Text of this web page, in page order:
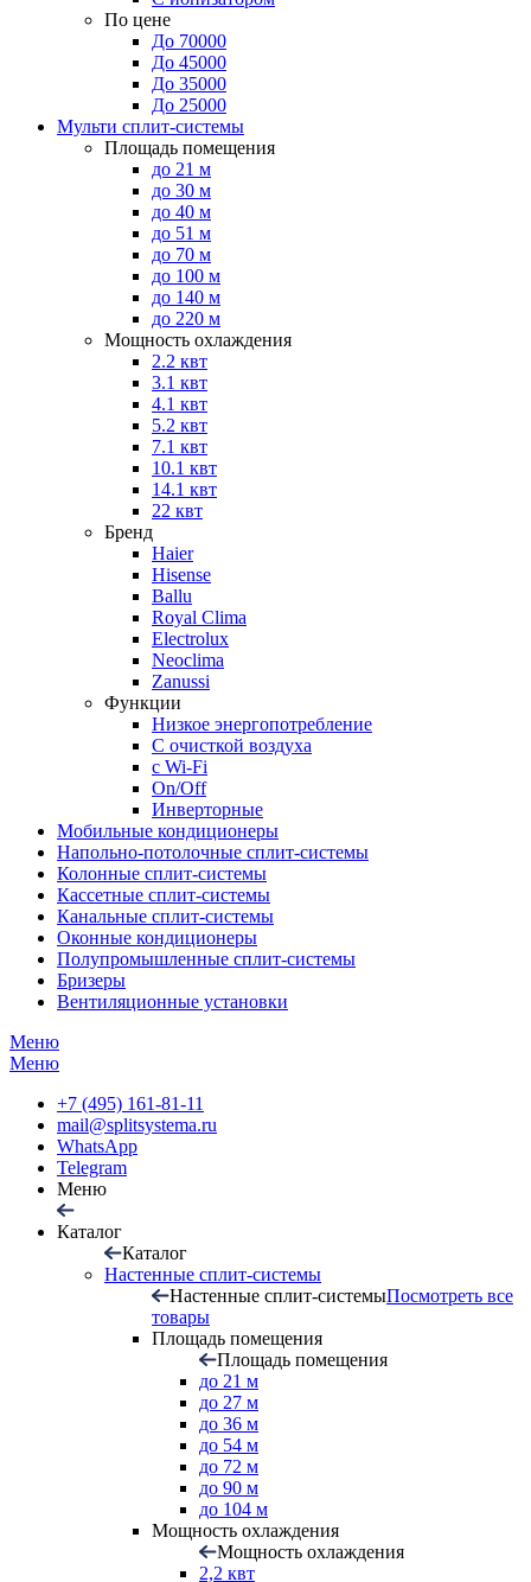
По цене
До 70000
До 45000
До 35000
До 25000
Мульти сплит-системы
Площадь помещения
до 21 м
до 30 м
до 40 м
до 51 м
до 70 м
до 100 м
до 140 м
до 220 м
Мощность охлаждения
2.2 квт
3.1 квт
4.1 квт
5.2 квт
7.1 квт
10.1 квт
14.1 квт
22 квт
Бренд
Haier
Hisense
Ballu
Royal Clima
Electrolux
Neoclima
Zanussi
Функции
Низкое энергопотребление
С очисткой воздуха
с Wi-Fi
On/Off
Инверторные
Мобильные кондиционеры
Напольно-потолоч​ные ​сплит-системы
Колонные ​​сплит-системы
Кассетные сплит-системы
Канальные сплит-системы
Оконные кондиционеры
Полупромышленные сплит-системы
Бризеры
Вентиляционные установки
Меню
Меню
+7 (495) 161-81-11
mail@splitsystema.ru
WhatsApp
Telegram
Меню
Каталог
Каталог
Настенные сплит-системы
Настенные сплит-системыПосмотреть все
товары
Площадь помещения
Площадь помещения
до 21 м
до 27 м
до 36 м
до 54 м
до 72 м
до 90 м
до 104 м
Мощность охлаждения
Мощность охлаждения
2,2 квт